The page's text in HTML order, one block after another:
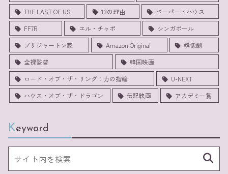
THE LAST OF US
13の理由
ペーパー・ハウス
FF7R
エル・チャポ
シンガポール
ブリジャートン家
Amazon Original
群像劇
全裸監督
韓国映画
ロード・オブ・ザ・リング：力の指輪
U-NEXT
ハウス・オブ・ザ・ドラゴン
伝記映画 アカデミー賞
Keyword